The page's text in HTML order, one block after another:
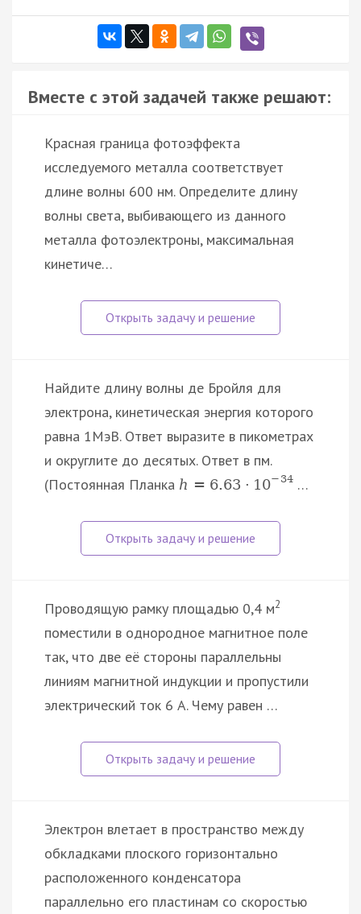
Вместе с этой задачей также решают:
Красная граница фотоэффекта
исследуемого металла соответствует
длине волны 600 нм. Определите длину
волны света, выбивающего из данного
металла фотоэлектроны, максимальная
кинетиче…
Найдите длину волны де Бройля для
электрона, кинетическая энергия которого
равна 1МэВ. Ответ выразите в пикометрах
и округлите до десятых. Ответ в пм.
(Постоянная Планка h = 6.63 · 10− 34…
Проводящую рамку площадью 0,4 м2
поместили в однородное магнитное поле
так, что две её стороны параллельны
линиям магнитной индукции и пропустили
электрический ток 6 А. Чему равен …
Электрон влетает в пространство между
обкладками плоского горизонтально
расположенного конденсатора
параллельно его пластинам со скоростью